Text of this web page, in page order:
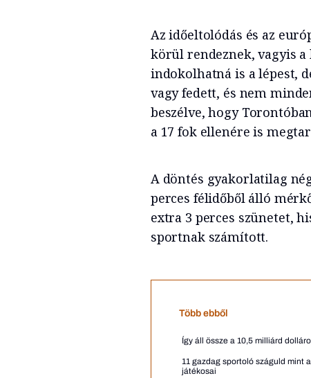
Az időeltolódás és az
körül rendeznek, vagyis a
indokolhatná is a lépest,
vagy fedett, és nem
beszélve, hogy
a 17 fok ellenére is
A döntés gyakorlatilag
perces félidőből álló
extra 3 perces szünetet,
sportnak számított.
Több ebből
Így áll össze a 10,5 milliárd
11 gazdag sportoló száguld mint
játékosai